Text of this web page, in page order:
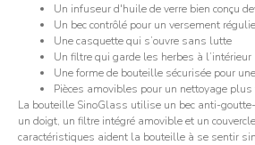
Un infuseur d'huile de verre bien conçu
Un bec contrôlé pour un versement
Une casquette qui s’ouvre sans lutte
Un filtre qui garde les herbes à l’intérieur
Une forme de bouteille sécurisée pour
Pièces amovibles pour un nettoyage
La bouteille SinoGlass utilise un bec anti-
un doigt, un filtre intégré amovible et un
caractéristiques aident la bouteille à se sentir